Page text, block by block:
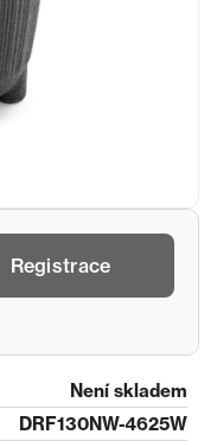
Registrace
Není skladem
DRF130NW-4625W